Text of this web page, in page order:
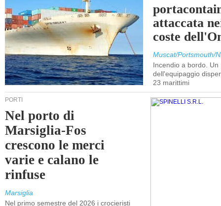
attaccata
coste
Muscat/Portsmouth/
Incendio a bordo. Un
dell'equipaggio
23 marittimi
PORTI
Nel porto di
Marsiglia-Fos
crescono le merci
varie e calano le
rinfuse
Marsiglia
Nel primo semestre del 2026 i crocieristi